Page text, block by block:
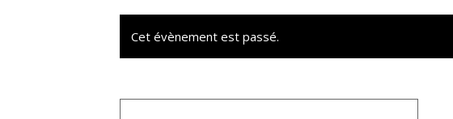
Cet évènement est passé.